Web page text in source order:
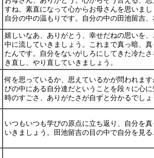
すね。素直になって心からお母さんを思いま
自分の中の温もりです。自分の中の田池留吉
嬉しいなあ、ありがとう、幸せだねの思いを
中に流していきましょう。これまで真っ暗、
たんです。自分をないがしろにしてきた冷た
き直し、やり直していきましょう。
何を思っているか、思えているかが問われま
びの中にある自分達だということを段々に心
時のすごさ、ありがたさが自ずと分かるでしょ
いつもいつも学びの原点に立ち返り、自分を
いきましょう。田池留吉の目の中で自分を見